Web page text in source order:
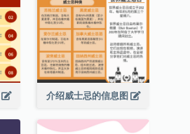
介绍威士忌的信息图